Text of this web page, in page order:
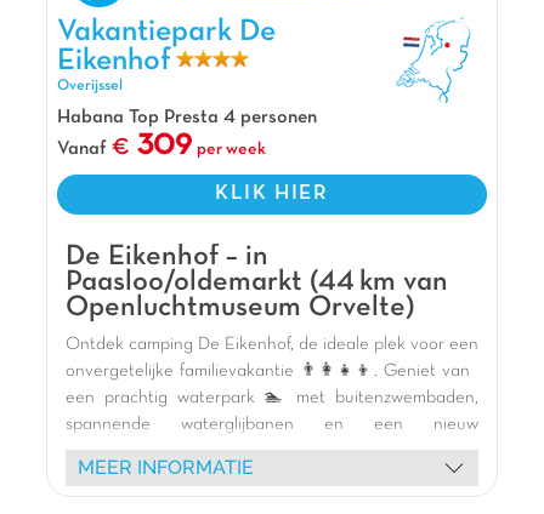
De mening van Jasmijn
Te midden van de Friese Wouden vind je
vakantiepark De Waldsang. Hier kun je met het
hele gezin tot rust komen en superveel plezier
beleven. Huur een kano of een sup en ga varen
door de prachtige natuur. En regent het? Dan is
er ook nog eens een binnenspeeltuin op het
park! Extra aandacht voor je trouwe viervoeter
dit vakantiepark!
Pluspunten
In de Friese Wouden
Indoor speeltuin inbegrepen
Multisportterrein
Vakantiepark De Eikenhof, Vakantiepark Overijssel
Vakantiepark De
Eikenhof
Overijssel
Habana Top Presta 4 personen
Vanaf
309 per week
KLIK HIER
De Eikenhof – in
Paasloo/oldemarkt (44 km van
Openluchtmuseum Orvelte)
Ontdek camping De Eikenhof, de ideale plek voor een
onvergetelijke familievakantie 👨‍👩‍👧‍👦. Geniet van
een prachtig waterpark 🏊 met buitenzwembaden,
spannende waterglijbanen en een nieuw
binnencomplex met kinderbad. Kinderen zullen dol
zijn op de diverse speeltuinen 🎢 (binnen,
MEER INFORMATIE